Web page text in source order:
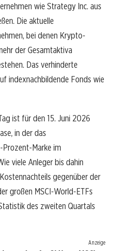
wie Strategy Inc. aus
Die aktuelle
bei denen Krypto-
der Gesamtaktiva
Das verhinderte
indexnachbildende Fonds wie
ist für den 15. Juni 2026
in der das
Marke im
viele Anleger bis dahin
gegenüber der
großen MSCI-World-ETFs
des zweiten Quartals
Anzeige